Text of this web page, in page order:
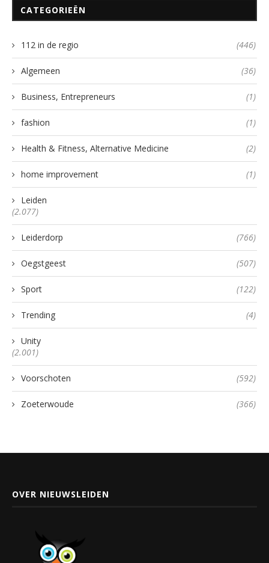
CATEGORIEËN
112 in de regio (446)
Algemeen (36)
Business, Entrepreneurs (1)
fashion (1)
Health & Fitness, Alternative Medicine (2)
home improvement (1)
Leiden
(2.077)
Leiderdorp (766)
Oegstgeest (507)
Sport (122)
Trending (4)
Unity
(2.001)
Voorschoten (592)
Zoeterwoude (366)
OVER NIEUWSLEIDEN